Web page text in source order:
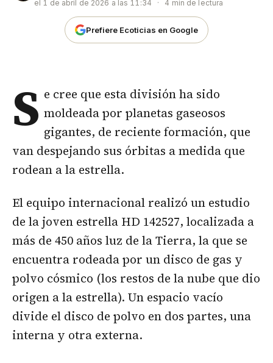
el 1 de abril de 2026 a las 11:34 · 4 min de lectura
Prefiere Ecoticias en Google
S e cree que esta división ha sido
moldeada por planetas gaseosos
gigantes, de reciente formación, que
van despejando sus órbitas a medida que
rodean a la estrella.
El equipo internacional realizó un estudio
de la joven estrella HD 142527, localizada a
más de 450 años luz de la Tierra, la que se
encuentra rodeada por un disco de gas y
polvo cósmico (los restos de la nube que dio
origen a la estrella). Un espacio vacío
divide el disco de polvo en dos partes, una
interna y otra externa.